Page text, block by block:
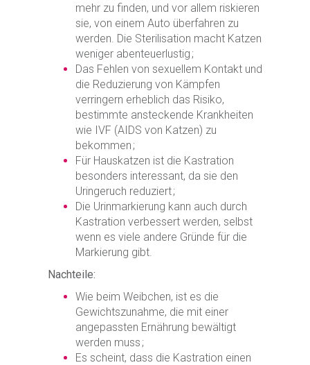
mehr zu finden, und vor allem riskieren
sie, von einem Auto überfahren zu
werden. Die Sterilisation macht Katzen
weniger abenteuerlustig ;
Das Fehlen von sexuellem Kontakt und
die Reduzierung von Kämpfen
verringern erheblich das Risiko,
bestimmte ansteckende Krankheiten
wie IVF (AIDS von Katzen) zu
bekommen ;
Für Hauskatzen ist die Kastration
besonders interessant, da sie den
Uringeruch reduziert ;
Die Urinmarkierung kann auch durch
Kastration verbessert werden, selbst
wenn es viele andere Gründe für die
Markierung gibt.
Nachteile:
Wie beim Weibchen, ist es die
Gewichtszunahme, die mit einer
angepassten Ernährung bewältigt
werden muss ;
Es scheint, dass die Kastration einen